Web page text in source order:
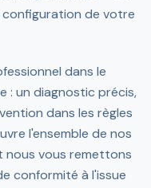
de votre
dans le
: un diagnostic précis,
dans les règles
l'ensemble de nos
nous vous remettons
conformité à l'issue